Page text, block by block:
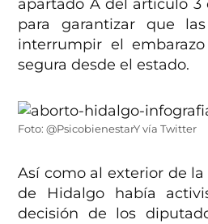
apartado A del artículo 3
para garantizar que
interrumpir el
segura desde el estado.
Foto: @PsicobienestarY vía Twitter
Así como al exterior de
de Hidalgo había
decisión de los